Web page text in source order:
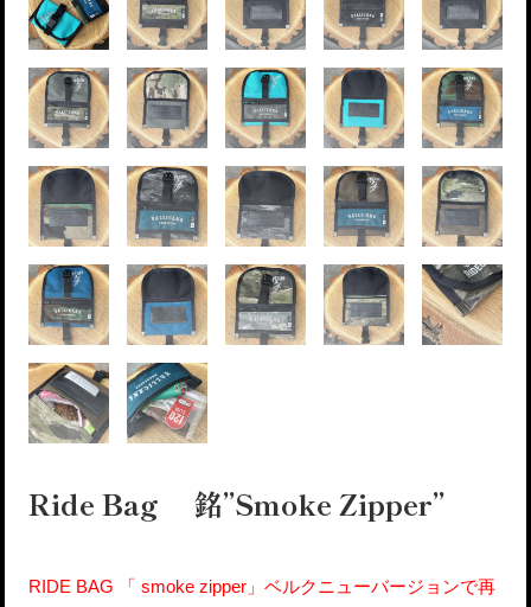
Ride Bag 銘”Smoke Zipper”
RIDE BAG 「 smoke zipper」ベルクニューバージョンで再